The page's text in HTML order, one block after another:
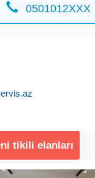
Park Lane .
8/14.
Məlumat Üçün
0501012XXX
tikili elanları